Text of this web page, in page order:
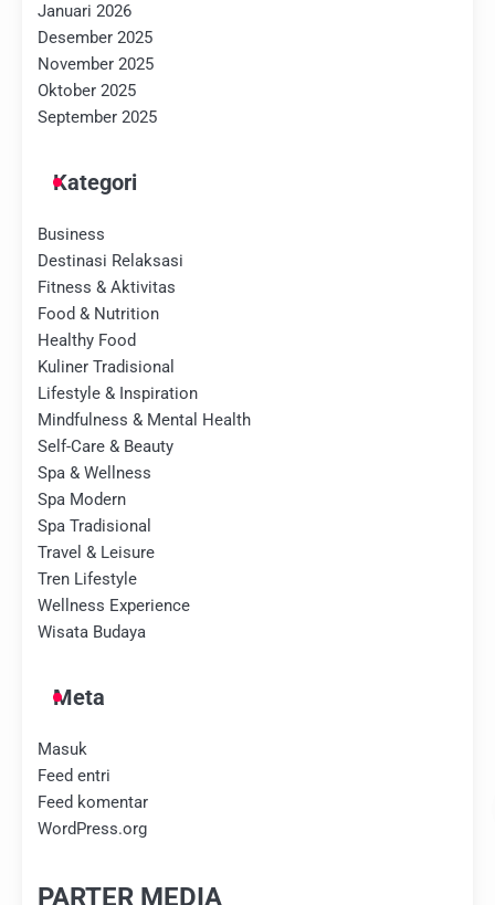
Januari 2026
Desember 2025
November 2025
Oktober 2025
September 2025
Kategori
Business
Destinasi Relaksasi
Fitness & Aktivitas
Food & Nutrition
Healthy Food
Kuliner Tradisional
Lifestyle & Inspiration
Mindfulness & Mental Health
Self-Care & Beauty
Spa & Wellness
Spa Modern
Spa Tradisional
Travel & Leisure
Tren Lifestyle
Wellness Experience
Wisata Budaya
Meta
Masuk
Feed entri
Feed komentar
WordPress.org
PARTER MEDIA